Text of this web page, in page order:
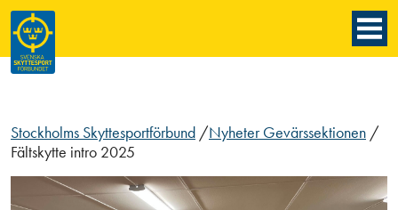
Stockholms Skyttesportförbund /Nyheter Gevärssektionen /
Fältskytte intro 2025